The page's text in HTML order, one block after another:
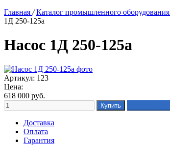
Главная / Каталог промышленного оборудования
1Д 250-125а
Насос 1Д 250-125а
Артикул: 123
Цена:
618 000 руб.
Доставка
Оплата
Гарантия